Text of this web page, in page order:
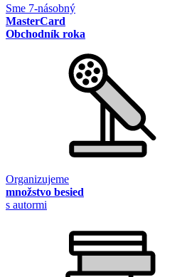
Sme 7-násobný
MasterCard
Obchodník roka
Organizujeme
množstvo besied
s autormi